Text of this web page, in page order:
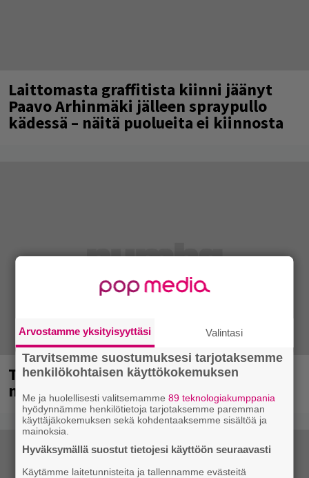
Laittomasta graffitista kiinni jäänyt
Paavo Arhinmäki jälleen spraypullo
kädessä – näitä puolueita ei kiinnosta
Tampereella sunnuntaina superpäivä –
nämä artistit mukana
Arvostamme yksityisyyttäsi Valintasi
Tarvitsemme suostumuksesi tarjotaksemme
henkilökohtaisen käyttökokemuksen
Me ja huolellisesti valitsemamme89 teknologiakumppania
hyödynnämme henkilötietoja tarjotaksemme paremman
käyttäjäkokemuksen sekä kohdentaaksemme sisältöä ja
mainoksia.
Hyväksymällä suostut tietojesi käyttöön seuraavasti
Käytämme laitetunnisteita ja tallennamme evästeitä